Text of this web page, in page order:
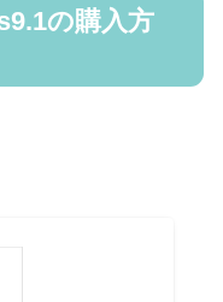
の購入方